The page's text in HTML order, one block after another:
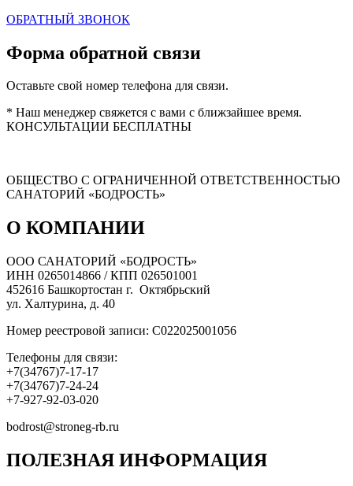
ОБРАТНЫЙ ЗВОНОК
Форма обратной связи
Оставьте свой номер телефона для связи.
* Наш менеджер свяжется с вами с ближзайшее время.
КОНСУЛЬТАЦИИ БЕСПЛАТНЫ
ОБЩЕСТВО С ОГРАНИЧЕННОЙ ОТВЕТСТВЕННОСТЬЮ
САНАТОРИЙ «БОДРОСТЬ»
О КОМПАНИИ
ООО САНАТОРИЙ «БОДРОСТЬ»
ИНН 0265014866 / КПП 026501001
452616 Башкортостан г. Октябрьский
ул. Халтурина, д. 40
Номер реестровой записи: С022025001056
Телефоны для связи:
+7(34767)7-17-17
+7(34767)7-24-24
+7-927-92-03-020
bodrost@stroneg-rb.ru
ПОЛЕЗНАЯ ИНФОРМАЦИЯ